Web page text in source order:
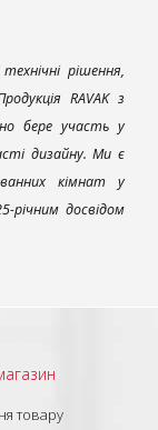
рішення,
RAVAK з
бере участь у
дизайну. Ми є
кімнат у
річним досвідом
товару